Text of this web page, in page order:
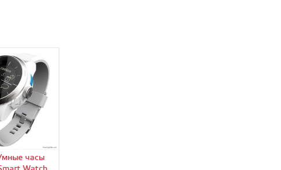
часы